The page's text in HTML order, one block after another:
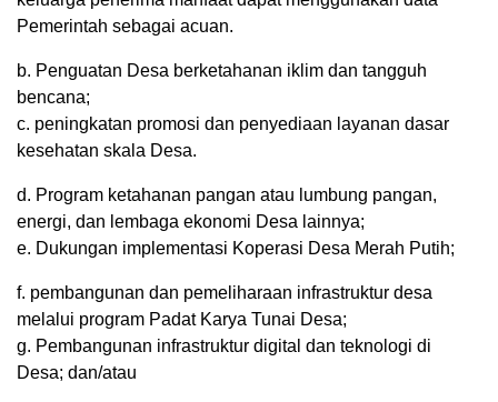
Pemerintah sebagai acuan.
b. Penguatan Desa berketahanan iklim dan tangguh
bencana;
c. peningkatan promosi dan penyediaan layanan dasar
kesehatan skala Desa.
d. Program ketahanan pangan atau lumbung pangan,
energi, dan lembaga ekonomi Desa lainnya;
e. Dukungan implementasi Koperasi Desa Merah Putih;
f. pembangunan dan pemeliharaan infrastruktur desa
melalui program Padat Karya Tunai Desa;
g. Pembangunan infrastruktur digital dan teknologi di
Desa; dan/atau